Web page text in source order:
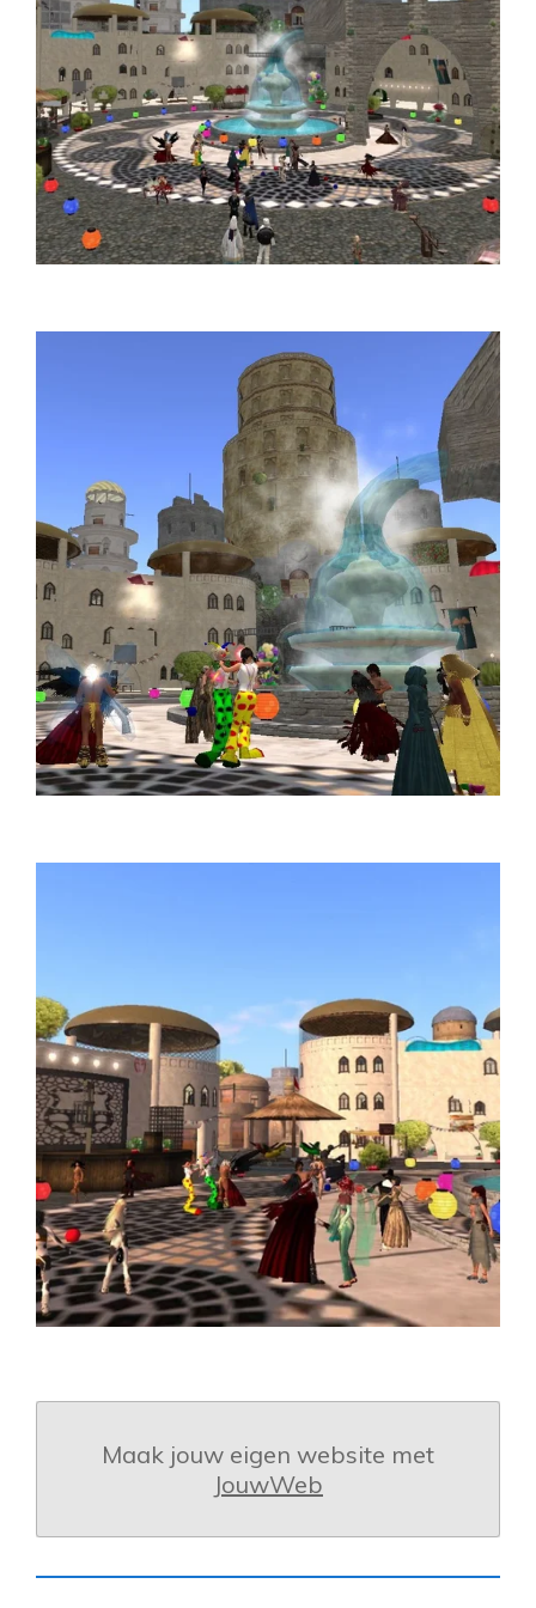
Maak jouw eigen website met
JouwWeb